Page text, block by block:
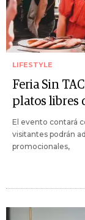
LIFESTYLE
Feria Sin
platos libres
El evento contará
visitantes podrán
promocionales,